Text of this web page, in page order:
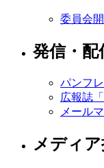
委員会
発信・配
パンフ
広報誌
メール
メディ